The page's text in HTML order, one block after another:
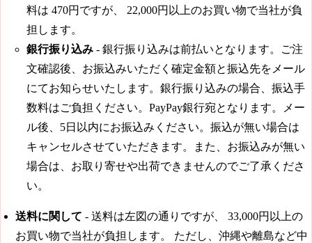
料は 470円 ですが、 22,000円 以上のお買い物で当社が負
担します。
銀行振り込み - 銀行振り込みは前払いとなります。ご注
文確認後、お振込みいただく確定金額と振込先をメール
にてお知らせいたします。銀行振り込みの場合、振込手
数料はご負担ください。PayPay銀行宛となります。メー
ル後、5日以内にお振込みください。振込が無い場合は
キャンセルさせていただきます。また、お振込みが無い
場合は、お取り寄せや出荷できませんのでご了承くださ
い。
送料に関して - 送料は左図の通りですが、 33,000円 以上の
お買い物で当社が負担します。 ただし、沖縄や離島など中